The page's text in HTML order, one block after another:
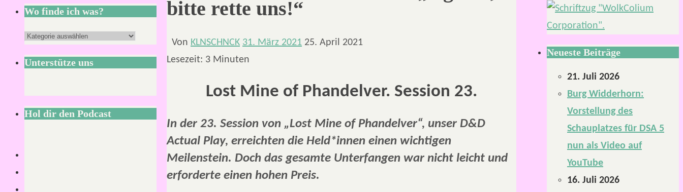
bitte rette uns!“
Von KLNSCHNCK 31. März 2021 25. April 2021
Lesezeit: 3 Minuten
Lost Mine of Phandelver. Session 23.
In der 23. Session von „Lost Mine of Phandelver“, unser D&D
Actual Play, erreichten die Held*innen einen wichtigen
Meilenstein. Doch das gesamte Unterfangen war nicht leicht und
erforderte einen hohen Preis.
Wo finde ich was?
Wo
finde
ich
Unterstütze uns
Hol dir den Podcast
Neueste Beiträge
21. Juli 2026
Burg Widderhorn:
Vorstellung des
Schauplatzes für DSA 5
nun als Video auf
YouTube
16. Juli 2026